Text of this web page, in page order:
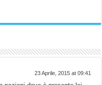
23 Aprile, 2015 at 09:41